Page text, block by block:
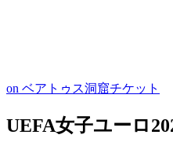
on ベアトゥス洞窟チケット
UEFA女子ユーロ